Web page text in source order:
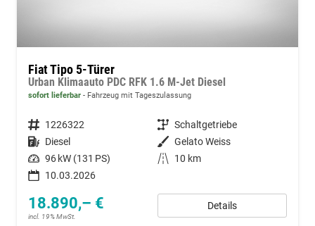
Fiat Tipo 5-Türer
Urban Klimaauto PDC RFK 1.6 M-Jet Diesel
sofort lieferbar Fahrzeug mit Tageszulassung
Fahrzeugnummer 1226322 Getriebe Schaltgetriebe
Kraftstoff Diesel Außenfarbe Gelato Weiss
Leistung 96 kW (131 PS) Kilometerstand
10 km
10.03.2026
18.890,– €
incl. 19% MwSt.
Details